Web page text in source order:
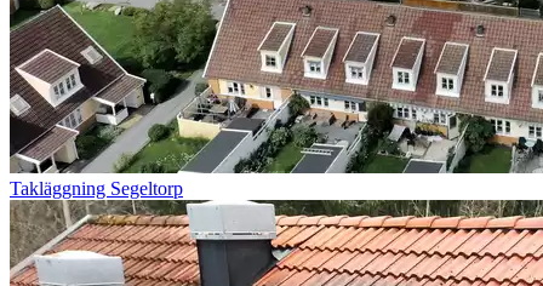
Takläggning Segeltorp